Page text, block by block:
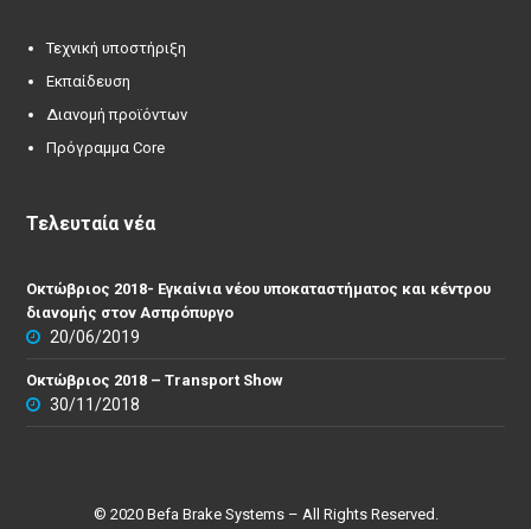
Τεχνική υποστήριξη
Εκπαίδευση
Διανομή προϊόντων
Πρόγραμμα Core
Τελευταία νέα
Οκτώβριος 2018- Εγκαίνια νέου υποκαταστήματος και κέντρου
διανομής στον Ασπρόπυργο
20/06/2019
Οκτώβριος 2018 – Transport Show
30/11/2018
© 2020 Befa Brake Systems – All Rights Reserved.